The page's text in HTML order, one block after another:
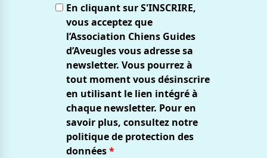
En cliquant sur S'INSCRIRE,
vous acceptez que
l’Association Chiens Guides
d’Aveugles vous adresse sa
newsletter. Vous pourrez à
tout moment vous désinscrire
en utilisant le lien intégré à
chaque newsletter. Pour en
savoir plus, consultez notre
politique de protection des
données*